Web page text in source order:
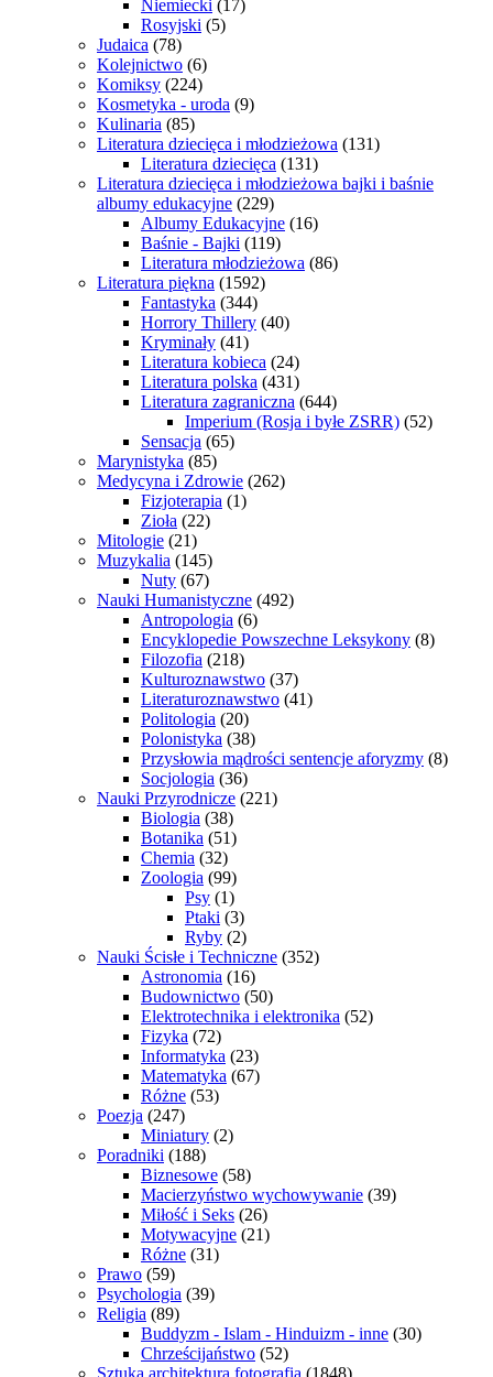
Niemiecki (17)
Rosyjski (5)
Judaica (78)
Kolejnictwo (6)
Komiksy (224)
Kosmetyka - uroda (9)
Kulinaria (85)
Literatura dziecięca i młodzieżowa (131)
Literatura dziecięca (131)
Literatura dziecięca i młodzieżowa bajki i baśnie
albumy edukacyjne (229)
Albumy Edukacyjne (16)
Baśnie - Bajki (119)
Literatura młodzieżowa (86)
Literatura piękna (1592)
Fantastyka (344)
Horrory Thillery (40)
Kryminały (41)
Literatura kobieca (24)
Literatura polska (431)
Literatura zagraniczna (644)
Imperium (Rosja i byłe ZSRR) (52)
Sensacja (65)
Marynistyka (85)
Medycyna i Zdrowie (262)
Fizjoterapia (1)
Zioła (22)
Mitologie (21)
Muzykalia (145)
Nuty (67)
Nauki Humanistyczne (492)
Antropologia (6)
Encyklopedie Powszechne Leksykony (8)
Filozofia (218)
Kulturoznawstwo (37)
Literaturoznawstwo (41)
Politologia (20)
Polonistyka (38)
Przysłowia mądrości sentencje aforyzmy (8)
Socjologia (36)
Nauki Przyrodnicze (221)
Biologia (38)
Botanika (51)
Chemia (32)
Zoologia (99)
Psy (1)
Ptaki (3)
Ryby (2)
Nauki Ścisłe i Techniczne (352)
Astronomia (16)
Budownictwo (50)
Elektrotechnika i elektronika (52)
Fizyka (72)
Informatyka (23)
Matematyka (67)
Różne (53)
Poezja (247)
Miniatury (2)
Poradniki (188)
Biznesowe (58)
Macierzyństwo wychowywanie (39)
Miłość i Seks (26)
Motywacyjne (21)
Różne (31)
Prawo (59)
Psychologia (39)
Religia (89)
Buddyzm - Islam - Hinduizm - inne (30)
Chrześcijaństwo (52)
Sztuka architektura fotografia (1848)